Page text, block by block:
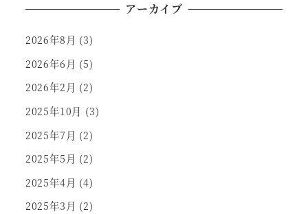
アーカイブ
2026年8月 (3)
2026年6月 (5)
2026年2月 (2)
2025年10月 (3)
2025年7月 (2)
2025年5月 (2)
2025年4月 (4)
2025年3月 (2)